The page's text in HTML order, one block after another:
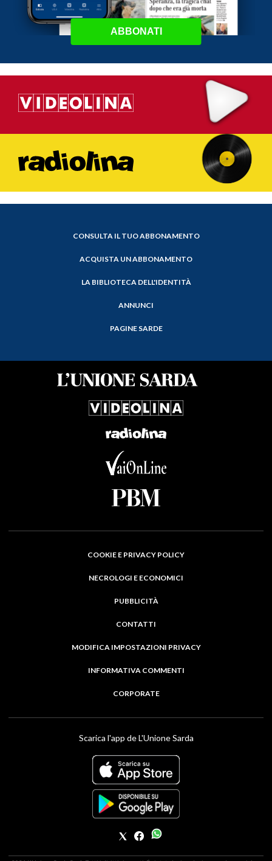
ABBONATI
CONSULTA IL TUO ABBONAMENTO
ACQUISTA UN ABBONAMENTO
LA BIBLIOTECA DELL'IDENTITÀ
ANNUNCI
PAGINE SARDE
COOKIE E PRIVACY POLICY
NECROLOGI E ECONOMICI
PUBBLICITÀ
CONTATTI
MODIFICA IMPOSTAZIONI PRIVACY
INFORMATIVA COMMENTI
CORPORATE
Scarica l'app de L'Unione Sarda